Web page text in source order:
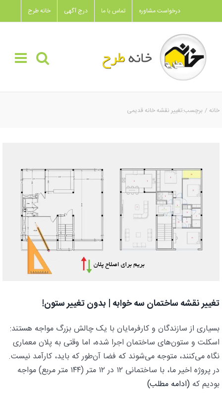
to
content
خانه طرح درج آگهی تماس با ما درخواست مشاوره
خانه برچسب:تغییر نقشه خانه قدیمی
تغییر نقشه ساختمان سه خوابه | بدون تغییر ستون!
بسیاری از سازندگان و کارفرمایان با یک چالش بزرگ مواجه هستند:
اسکلت و ستون‌های ساختمان اجرا شده، اما وقتی به پلان معماری
نگاه می‌کنند، متوجه می‌شوند که فضا آن‌طور که باید، کارآمد نیست.
در پروژه اخیر ما، با ساختمانی ۱۲ در ۱۲ متر (۱۴۴ متر مربع) مواجه
بودیم که (ادامه مطلب)